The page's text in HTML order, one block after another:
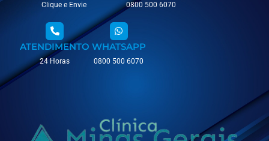
Clique e Envie 0800 500 6070
ATENDIMENTO
24 Horas
WHATSAPP
0800 500 6070